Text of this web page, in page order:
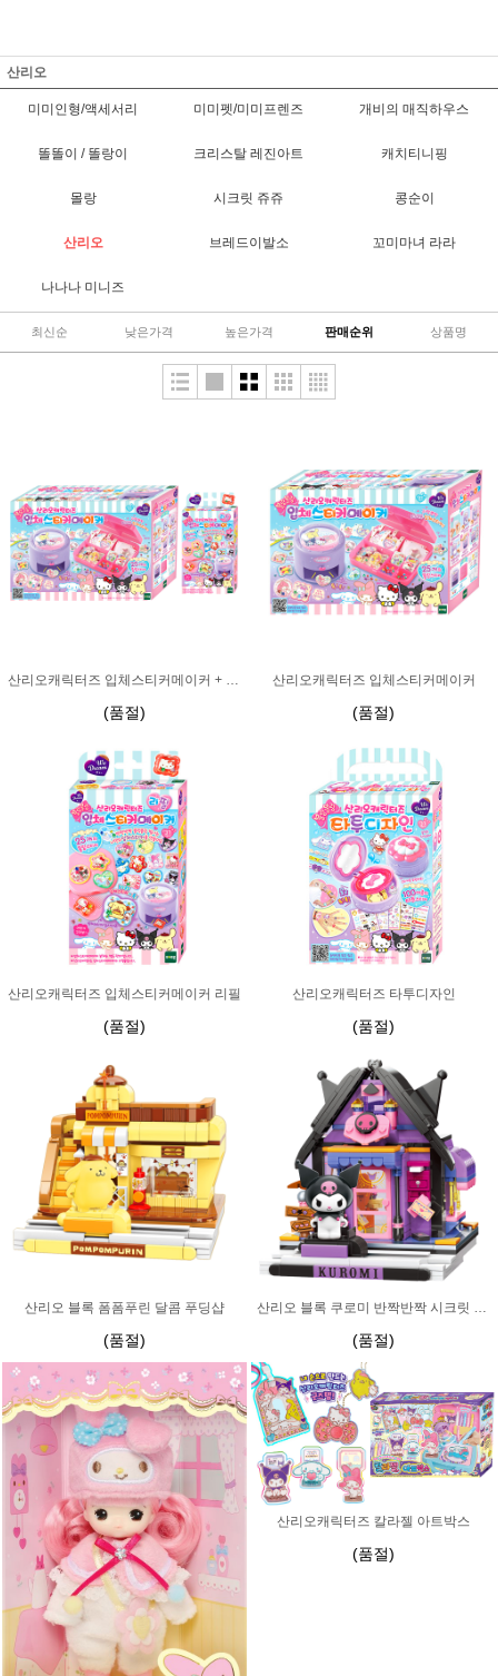
산리오
미미인형/액세서리 미미펫/미미프렌즈 개비의 매직하우스
똘똘이 / 똘랑이 크리스탈 레진아트 캐치티니핑
몰랑 시크릿 쥬쥬 콩순이
산리오 브레드이발소 꼬미마녀 라라
나나나 미니즈
최신순 낮은가격 높은가격 판매순위 상품명
산리오캐릭터즈 입체스티커메이커 + 리필 패키지
(품절)
산리오캐릭터즈 입체스티커메이커
(품절)
산리오캐릭터즈 입체스티커메이커 리필
(품절)
산리오캐릭터즈 타투디자인
(품절)
산리오 블록 폼폼푸린 달콤 푸딩샵
(품절)
산리오 블록 쿠로미 반짝반짝 시크릿 하우스
(품절)
산리오캐릭터즈 칼라젤 아트박스
(품절)